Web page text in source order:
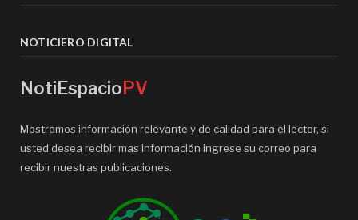
NOTICIERO DIGITAL
NotiEspacioPV
Mostramos información relevante y de calidad para el lector, si
usted desea recibir mas información ingrese su correo para
recibir nuestras publicaciones.